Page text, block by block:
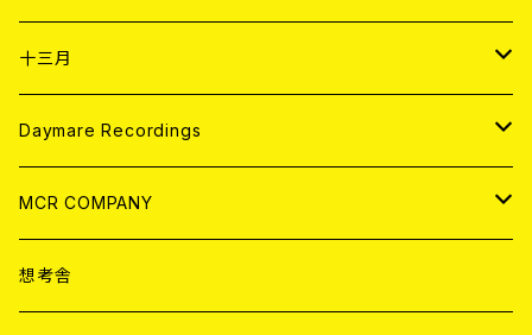
ANALOG
アパレル
CD
ANALOG
十三月
CD
ANALOG
Daymare Recordings
CD
ANALOG
MCR COMPANY
CD
想考舎